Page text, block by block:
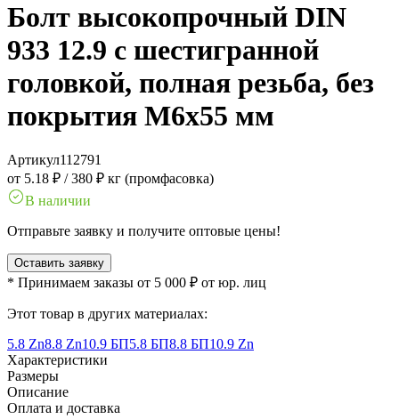
Болт высокопрочный DIN
933 12.9 с шестигранной
головкой, полная резьба, без
покрытия M6x55 мм
Артикул112791
от 5.18 ₽ /380 ₽ кг (промфасовка)
В наличии
Отправьте заявку и получите оптовые цены!
Оставить заявку
* Принимаем заказы от 5 000 ₽ от юр. лиц
Этот товар в других материалах:
5.8 Zn8.8 Zn10.9 БП5.8 БП8.8 БП10.9 Zn
Характеристики
Размеры
Описание
Оплата и доставка